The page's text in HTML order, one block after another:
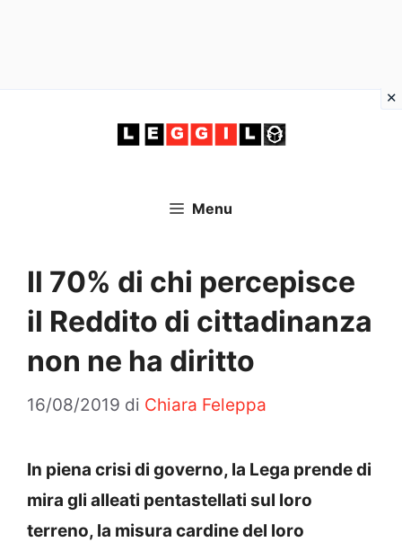
Menu
Il 70% di chi percepisce
il Reddito di cittadinanza
non ne ha diritto
16/08/2019 di Chiara Feleppa
In piena crisi di governo, la Lega prende di
mira gli alleati pentastellati sul loro
terreno, la misura cardine del loro